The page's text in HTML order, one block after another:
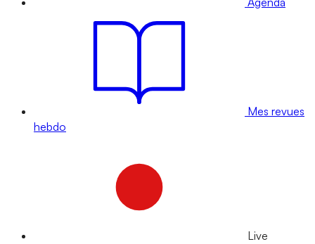
Mes revues
hebdo
Live